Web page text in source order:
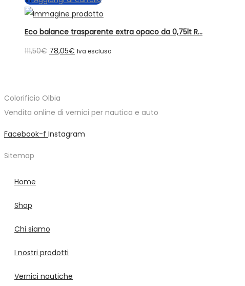
era:
699,55€.
è:
489,69€.
Eco balance trasparente extra opaco da 0,75lt R...
111,50€ Il
era:
111,50€.
78,05€ Il
78,05€.
Iva esclusa
Colorificio Olbia
Vendita online di vernici per nautica e auto
Facebook-f Instagram
Sitemap
Home
Shop
Chi siamo
I nostri prodotti
Vernici nautiche